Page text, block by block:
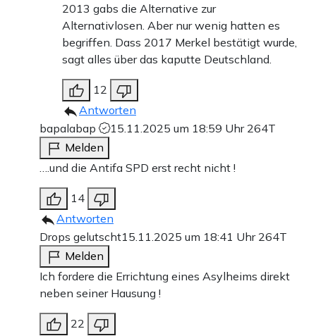
2013 gabs die Alternative zur
Alternativlosen. Aber nur wenig hatten es
begriffen. Dass 2017 Merkel bestätigt wurde,
sagt alles über das kaputte Deutschland.
12
Antworten
bapalabap
15.11.2025 um 18:59 Uhr 264T
Melden
….und die Antifa SPD erst recht nicht !
14
Antworten
Drops gelutscht15.11.2025 um 18:41 Uhr 264T
Melden
Ich fordere die Errichtung eines Asylheims direkt
neben seiner Hausung !
22